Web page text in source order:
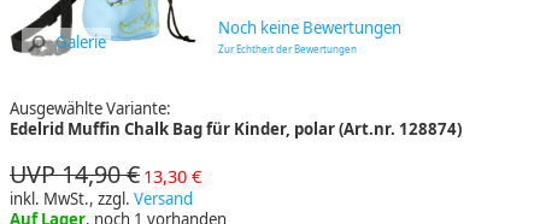
Hilfe, Kontakt
Galerie
Noch keine Bewertungen
Zur Echtheit der Bewertungen
Ausgewählte Variante:
Edelrid Muffin Chalk Bag für Kinder, polar (Art.nr. 128874)
UVP 14,90 € 13,30 €
inkl. MwSt., zzgl. Versand
Auf Lager, noch 1 vorhanden